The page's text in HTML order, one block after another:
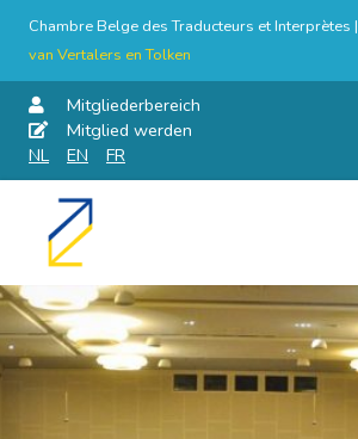
Chambre Belge des Traducteurs et Interprètes |
van Vertalers en Tolken
Mitgliederbereich
Mitglied werden
NL
EN FR
Skip
content